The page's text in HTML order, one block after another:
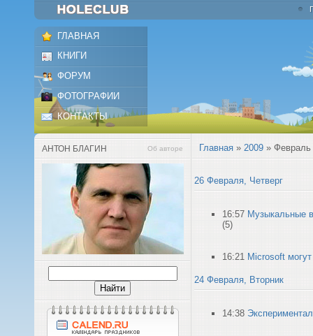
ГЛАВНАЯ
КНИГИ
ФОРУМ
ФОТОГРАФИИ
КОНТАКТЫ
АНТОН БЛАГИН Об авторе Главная » 2009 » Февраль
26 Февраля, Четверг
16:57 Музыкальные
(5)
16:21 Microsoft
24 Февраля, Вторник
14:38